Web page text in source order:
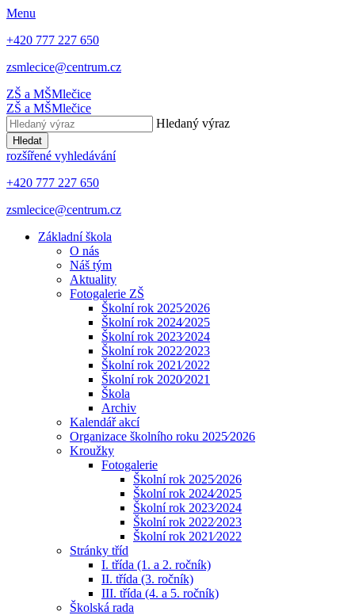
Menu
+420 777 227 650
zsmlecice@centrum.cz
ZŠ a MŠMlečice
ZŠ a MŠMlečice
Hledaný výraz
Hledat
rozšířené vyhledávání
+420 777 227 650
zsmlecice@centrum.cz
Základní škola
O nás
Náš tým
Aktuality
Fotogalerie ZŠ
Školní rok 2025⁄2026
Školní rok 2024⁄2025
Školní rok 2023⁄2024
Školní rok 2022⁄2023
Školní rok 2021⁄2022
Školní rok 2020⁄2021
Škola
Archiv
Kalendář akcí
Organizace školního roku 2025⁄2026
Kroužky
Fotogalerie
Školní rok 2025⁄2026
Školní rok 2024⁄2025
Školní rok 2023⁄2024
Školní rok 2022⁄2023
Školní rok 2021⁄2022
Stránky tříd
I. třída (1. a 2. ročník)
II. třída (3. ročník)
III. třída (4. a 5. ročník)
Školská rada